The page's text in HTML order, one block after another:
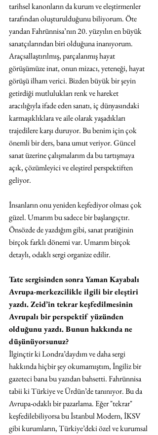
tarihsel kanonların da kurum ve eleştirmenler
tarafından oluşturulduğunu biliyorum. Öte
yandan Fahrünnisa’nın 20. yüzyılın en büyük
sanatçılarından biri olduğuna inanıyorum.
Araçsallaştırılmış, parçalanmış hayat
görüşümüze inat, onun mizacı, yeteneği, hayat
görüşü ilham verici. Bizden büyük bir şeyin
getirdiği mutlulukları renk ve hareket
aracılığıyla ifade eden sanatı, iç dünyasındaki
karmaşıklıklara ve aile olarak yaşadıkları
trajedilere karşı duruyor. Bu benim için çok
önemli bir ders, bana umut veriyor. Güncel
sanat üzerine çalışmalarım da bu tartışmaya
açık, çözümleyici ve eleştirel perspektiften
geliyor.
İnsanların onu yeniden keşfediyor olması çok
güzel. Umarım bu sadece bir başlangıçtır.
Önsözde de yazdığım gibi, sanat pratiğinin
birçok farklı dönemi var. Umarım birçok
detaylı, odaklı sergi organize edilir.
Tate sergisinden sonra Yaman Kayabalı
Avrupa-merkezcilikle ilgili bir eleştiri
yazdı. Zeid’in tekrar keşfedilmesinin
Avrupalı bir perspektif yüzünden
olduğunu yazdı. Bunun hakkında ne
düşünüyorsunuz?
İlginçtir ki Londra’daydım ve daha sergi
hakkında hiçbir şey okumamıştım, İngiliz bir
gazeteci bana bu yazıdan bahsetti. Fahrünnisa
tabii ki Türkiye ve Ürdün’de tanınıyor. Bu da
Avrupa-odaklı bir pazarlama. Eğer "tekrar"
keşfedilebiliyorsa bu İstanbul Modern, İKSV
gibi kurumların, Türkiye’deki özel ve kurumsal